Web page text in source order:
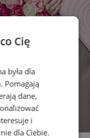
Cię
była dla
Pomagają
dane,
i
dla Ciebie.